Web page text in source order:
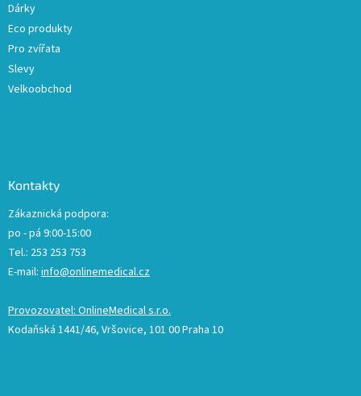
Dárky
Eco produkty
Pro zvířata
Slevy
Velkoobchod
Kontakty
Zákaznická podpora:
po - pá 9:00-15:00
Tel.: 253 253 753
E-mail: info@onlinemedical.cz
Provozovatel: OnlineMedical s.r.o.
Kodaňská 1441/46, Vršovice, 101 00 Praha 10